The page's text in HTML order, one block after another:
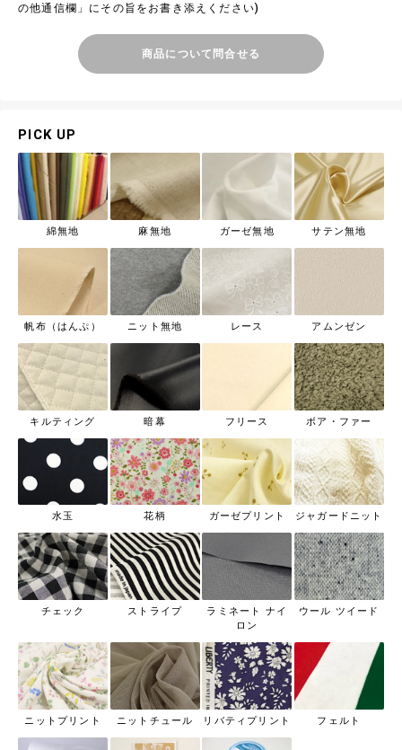
の他通信欄」にその旨をお書き添えください)
商品について問合せる
PICK UP
綿無地 麻無地 ガーゼ無地 サテン無地
帆布（はんぷ） ニット無地 レース アムンゼン
キルティング 暗幕 フリース ボア・ファー
水玉 花柄 ガーゼプリント ジャガードニット
チェック ストライプ
ラミネート ナイ
ロン
ウール ツイード
ニットプリント ニットチュール リバティプリント フェルト